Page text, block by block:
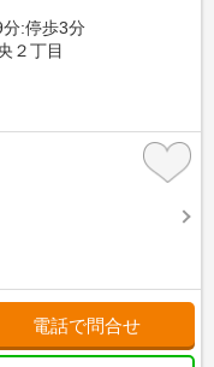
:停歩3分
２丁目
電話で問合せ